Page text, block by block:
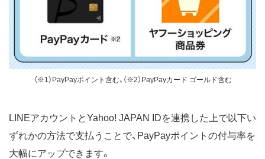
（※1）PayPayポイント含む、（※2）PayPayカード ゴールド含む
LINEアカウントとYahoo! JAPAN IDを連携した上で以下い
ずれかの方法で支払うことで、PayPayポイントの付与率を
大幅にアップできます。